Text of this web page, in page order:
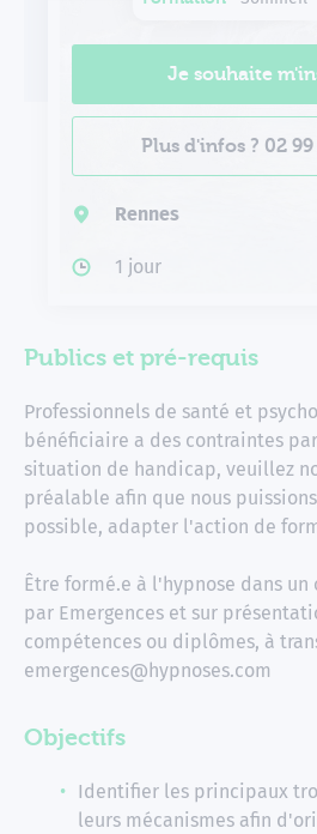
Je souhaite
Plus d'infos ? 02
Rennes
1 jour
Publics et pré-requis
Professionnels de santé et
bénéficiaire a des contraintes
situation de handicap, veuillez
préalable afin que nous
possible, adapter l'action de
Être formé.e à l'hypnose dans un
par Emergences et sur
compétences ou diplômes, à
emergences@hypnoses.com
Objectifs
Identifier les principaux
leurs mécanismes afin